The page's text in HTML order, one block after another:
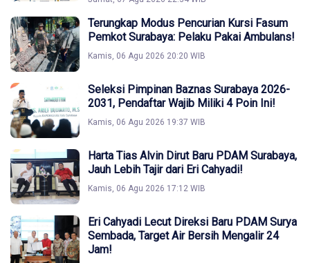
Terungkap Modus Pencurian Kursi Fasum
Pemkot Surabaya: Pelaku Pakai Ambulans!
Kamis, 06 Agu 2026 20:20 WIB
Seleksi Pimpinan Baznas Surabaya 2026-
2031, Pendaftar Wajib Miliki 4 Poin Ini!
Kamis, 06 Agu 2026 19:37 WIB
Harta Tias Alvin Dirut Baru PDAM Surabaya,
Jauh Lebih Tajir dari Eri Cahyadi!
Kamis, 06 Agu 2026 17:12 WIB
Eri Cahyadi Lecut Direksi Baru PDAM Surya
Sembada, Target Air Bersih Mengalir 24
Jam!